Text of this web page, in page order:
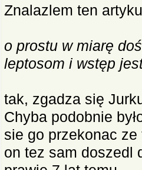
Znalazlem ten
o prostu w miarę
leptosom i wstęp
tak, zgadza się
Chyba podobnie
sie go przekonac
on tez sam doszedl